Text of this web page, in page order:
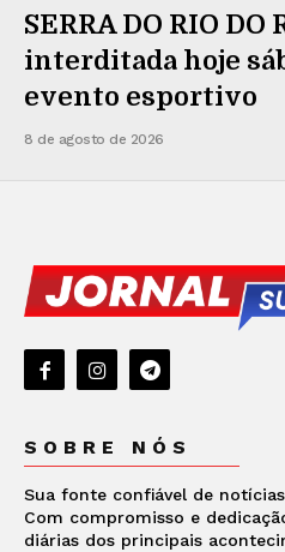
SERRA DO RIO DO
interditada hoje
evento esportivo
8 de agosto de 2026
SOBRE NÓS
Sua fonte confiável de
Com compromisso e
diárias dos principais